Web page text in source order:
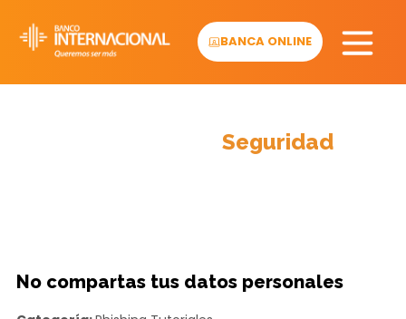
content
BANCA ONLINE
Seguridad
No compartas tus datos personales